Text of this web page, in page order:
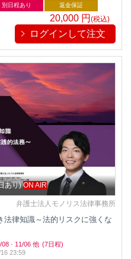
でを網羅し、安全な契約運営
イブ配信は、アーカイブ動画
別日程あり 返金保証
20,000 円(税込)
ログインして注文
あり) ON AIR
弁護士法人モノリス法律事務所
法律知識～法的リスクに強くな
08 · 11/06 他 (7日程)
23:59